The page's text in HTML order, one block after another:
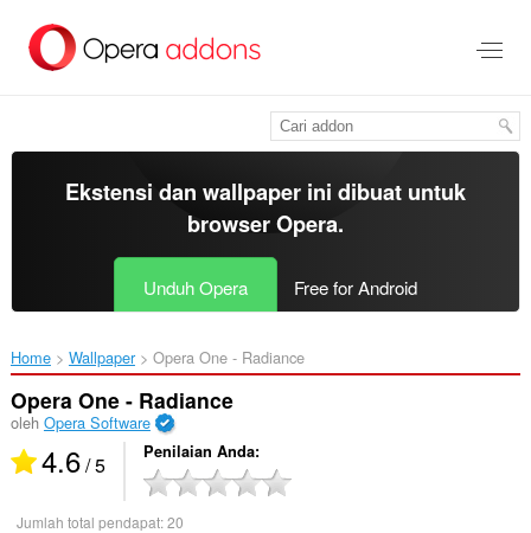
konten
Ekstensi dan wallpaper ini dibuat untuk
browser Opera.
Unduh Opera Free for Android
Home Wallpaper Opera One - Radiance‎
Opera One - Radiance
oleh Opera Software
4.6/ 5 Penilaian Anda
Jumlah total pendapat:20